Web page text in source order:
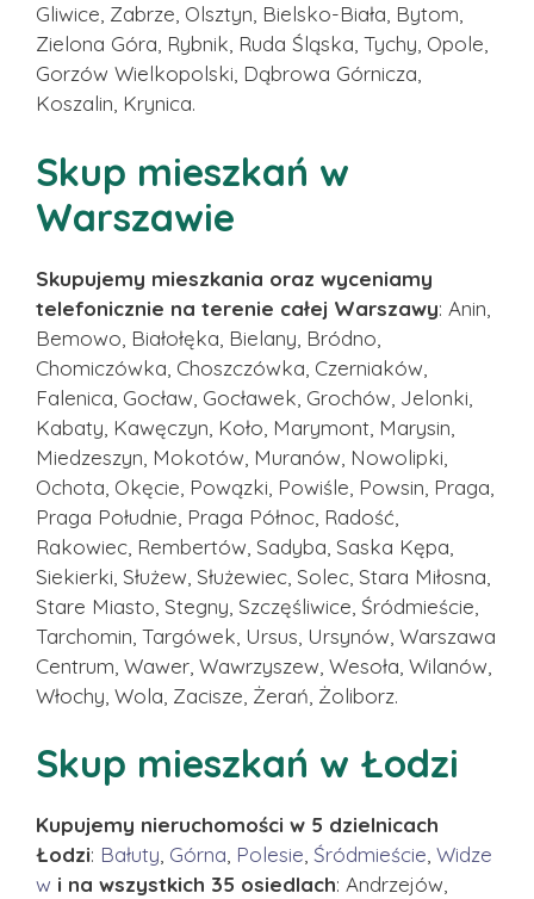
Gliwice, Zabrze, Olsztyn, Bielsko-Biała, Bytom,
Zielona Góra, Rybnik, Ruda Śląska, Tychy, Opole,
Gorzów Wielkopolski, Dąbrowa Górnicza,
Koszalin, Krynica.
Skup mieszkań w
Warszawie
Skupujemy mieszkania oraz wyceniamy
telefonicznie na terenie całej Warszawy: Anin,
Bemowo, Białołęka, Bielany, Bródno,
Chomiczówka, Choszczówka, Czerniaków,
Falenica, Gocław, Gocławek, Grochów, Jelonki,
Kabaty, Kawęczyn, Koło, Marymont, Marysin,
Miedzeszyn, Mokotów, Muranów, Nowolipki,
Ochota, Okęcie, Powązki, Powiśle, Powsin, Praga,
Praga Południe, Praga Północ, Radość,
Rakowiec, Rembertów, Sadyba, Saska Kępa,
Siekierki, Służew, Służewiec, Solec, Stara Miłosna,
Stare Miasto, Stegny, Szczęśliwice, Śródmieście,
Tarchomin, Targówek, Ursus, Ursynów, Warszawa
Centrum, Wawer, Wawrzyszew, Wesoła, Wilanów,
Włochy, Wola, Zacisze, Żerań, Żoliborz.
Skup mieszkań w Łodzi
Kupujemy nieruchomości w 5 dzielnicach
Łodzi: Bałuty, Górna, Polesie, Śródmieście, Widze
w i na wszystkich 35 osiedlach: Andrzejów,